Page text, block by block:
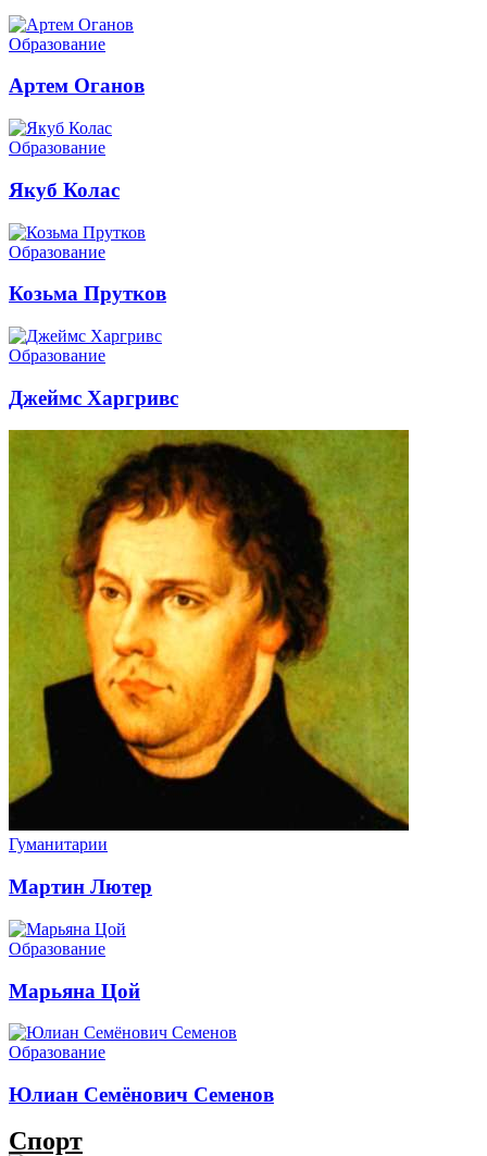
Образование
Артем Оганов
Образование
Якуб Колас
Образование
Козьма Прутков
Образование
Джеймс Харгривс
Гуманитарии
Мартин Лютер
Образование
Марьяна Цой
Образование
Юлиан Семёнович Семенов
Спорт